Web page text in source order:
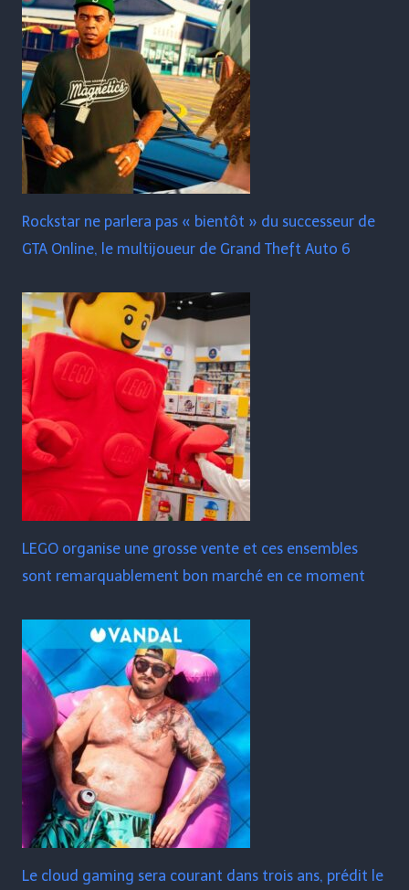
Rockstar ne parlera pas « bientôt » du successeur de
GTA Online, le multijoueur de Grand Theft Auto 6
LEGO organise une grosse vente et ces ensembles
sont remarquablement bon marché en ce moment
Le cloud gaming sera courant dans trois ans, prédit le